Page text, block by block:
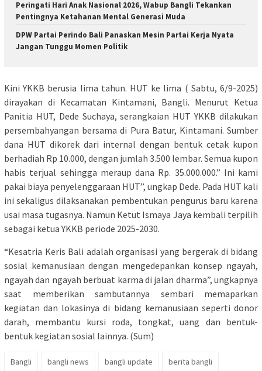
Peringati Hari Anak Nasional 2026, Wabup Bangli Tekankan
Pentingnya Ketahanan Mental Generasi Muda
DPW Partai Perindo Bali Panaskan Mesin Partai Kerja Nyata
Jangan Tunggu Momen Politik
Kini YKKB berusia lima tahun. HUT ke lima ( Sabtu, 6/9-2025)
dirayakan di Kecamatan Kintamani, Bangli. Menurut Ketua
Panitia HUT, Dede Suchaya, serangkaian HUT YKKB dilakukan
persembahyangan bersama di Pura Batur, Kintamani. Sumber
dana HUT dikorek dari internal dengan bentuk cetak kupon
berhadiah Rp 10.000, dengan jumlah 3.500 lembar. Semua kupon
habis terjual sehingga meraup dana Rp. 35.000.000.” Ini kami
pakai biaya penyelenggaraan HUT”, ungkap Dede. Pada HUT kali
ini sekaligus dilaksanakan pembentukan pengurus baru karena
usai masa tugasnya. Namun Ketut Ismaya Jaya kembali terpilih
sebagai ketua YKKB periode 2025-2030.
“Kesatria Keris Bali adalah organisasi yang bergerak di bidang
sosial kemanusiaan dengan mengedepankan konsep ngayah,
ngayah dan ngayah berbuat karma di jalan dharma”, ungkapnya
saat memberikan sambutannya sembari memaparkan
kegiatan dan lokasinya di bidang kemanusiaan seperti donor
darah, membantu kursi roda, tongkat, uang dan bentuk-
bentuk kegiatan sosial lainnya. (Sum)
Bangli bangli news bangli update berita bangli